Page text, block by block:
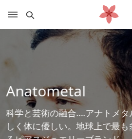
美
い
NeoMetal
世界中のピアッサーに
し、ボディピアス業界
いたポップで若々しい